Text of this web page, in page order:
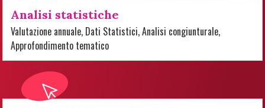
Analisi statistiche
Valutazione annuale, Dati Statistici, Analisi congiunturale,
Approfondimento tematico